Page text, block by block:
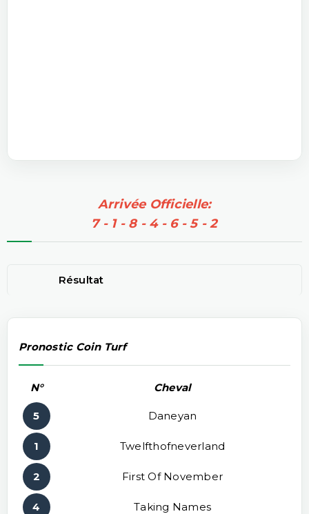
Arrivée Officielle:
7 - 1 - 8 - 4 - 6 - 5 - 2
Résultat
Pronostic Coin Turf
N° Cheval
5 Daneyan
1 Twelfthofneverland
2 First Of November
4 Taking Names